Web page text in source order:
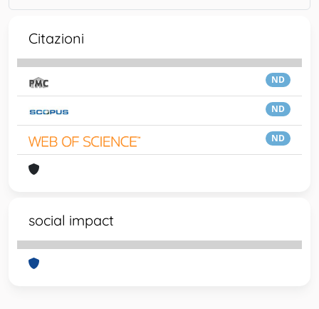
Citazioni
ND
ND
ND
social impact